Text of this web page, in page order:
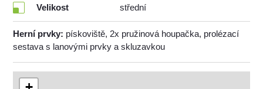
Velikost
střední
Herní prvky: pískoviště, 2x pružinová houpačka, prolézací
sestava s lanovými prvky a skluzavkou